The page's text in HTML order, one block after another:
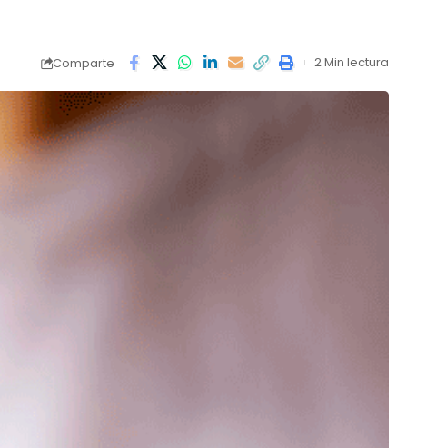
Comparte 2 Min lectura